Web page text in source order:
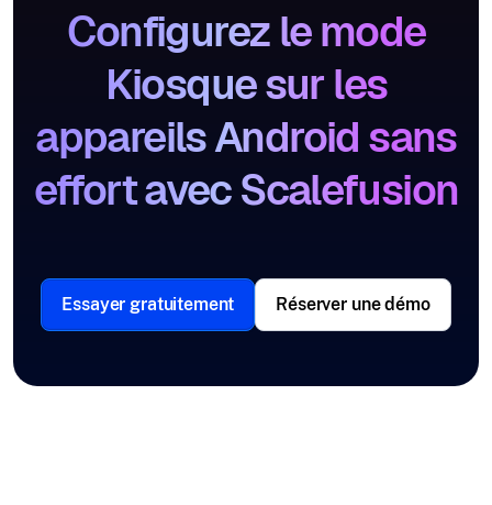
Configurez le mode
Kiosque sur les
appareils Android sans
effort avec Scalefusion
Essayer gratuitement Réserver une démo